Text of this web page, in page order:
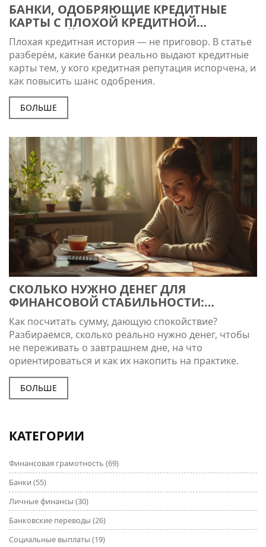
БАНКИ, ОДОБРЯЮЩИЕ КРЕДИТНЫЕ
КАРТЫ С ПЛОХОЙ КРЕДИТНОЙ
ИСТОРИЕЙ: СПИСОК И СОВЕТЫ ПО
ШАНСАМ НА ОДОБРЕНИЕ
Плохая кредитная история — не приговор. В статье
разберём, какие банки реально выдают кредитные
карты тем, у кого кредитная репутация испорчена, и
как повысить шанс одобрения.
БОЛЬШЕ
СКОЛЬКО НУЖНО ДЕНЕГ ДЛЯ
ФИНАНСОВОЙ СТАБИЛЬНОСТИ:
РЕАЛЬНЫЕ ЦИФРЫ И ПРАВИЛА
Как посчитать сумму, дающую спокойствие?
Разбираемся, сколько реально нужно денег, чтобы
не переживать о завтрашнем дне, на что
ориентироваться и как их накопить на практике.
БОЛЬШЕ
КАТЕГОРИИ
Финансовая грамотность (69)
Банки (55)
Личные финансы (30)
Банковские переводы (26)
Социальные выплаты (19)